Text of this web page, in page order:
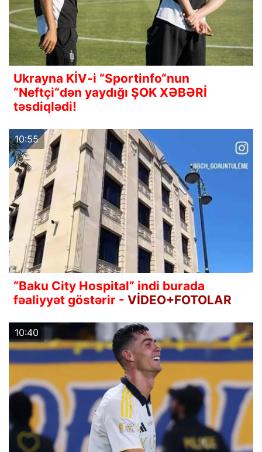
Ukrayna KİV-i “Sportinfo“nun
“Neftçi“dən yaydığı ŞOK XƏBƏRİ
təsdiqlədi!
10:55
“Baku City Hospital” indi burada
fəaliyyət göstərir - VİDEO+FOTOLAR
10:40